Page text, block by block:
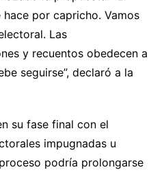
por capricho. Vamos
Las
y recuentos obedecen a
seguirse”, declaró a la
su fase final con el
impugnadas u
podría prolongarse